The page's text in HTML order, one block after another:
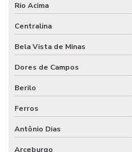
Rio Acima
Centralina
Bela Vista de Minas
Dores de Campos
Berilo
Ferros
Antônio Dias
Arceburgo